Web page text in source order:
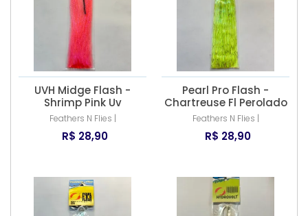
UVH Midge Flash -
Shrimp Pink Uv
Feathers N Flies |
R$ 28,90
Pearl Pro Flash -
Chartreuse Fl Perolado
Feathers N Flies |
R$ 28,90